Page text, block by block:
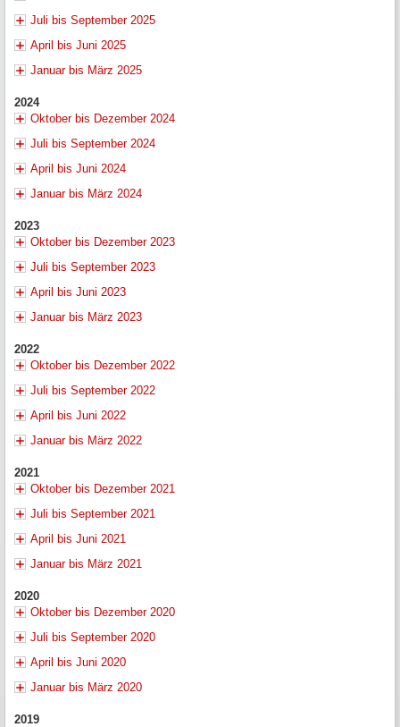
Juli bis September 2025
April bis Juni 2025
Januar bis März 2025
2024
Oktober bis Dezember 2024
Juli bis September 2024
April bis Juni 2024
Januar bis März 2024
2023
Oktober bis Dezember 2023
Juli bis September 2023
April bis Juni 2023
Januar bis März 2023
2022
Oktober bis Dezember 2022
Juli bis September 2022
April bis Juni 2022
Januar bis März 2022
2021
Oktober bis Dezember 2021
Juli bis September 2021
April bis Juni 2021
Januar bis März 2021
2020
Oktober bis Dezember 2020
Juli bis September 2020
April bis Juni 2020
Januar bis März 2020
2019